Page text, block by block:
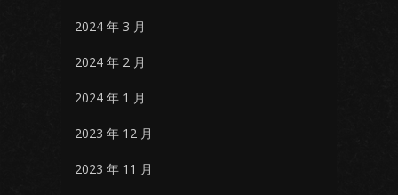
2024 年 3 月
2024 年 2 月
2024 年 1 月
2023 年 12 月
2023 年 11 月